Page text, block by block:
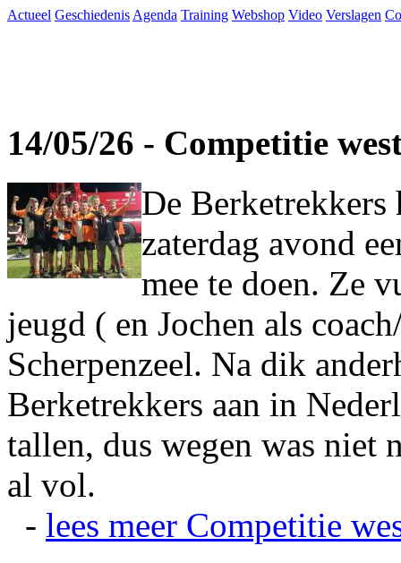
Actueel Geschiedenis Agenda Training Webshop Video Verslagen
14/05/26 - Competitie
De Berketrekkers
zaterdag avond
mee te doen. Ze
jeugd ( en Jochen als
Scherpenzeel. Na dik
Berketrekkers aan in
tallen, dus wegen was niet
al vol.
- lees meer Competitie